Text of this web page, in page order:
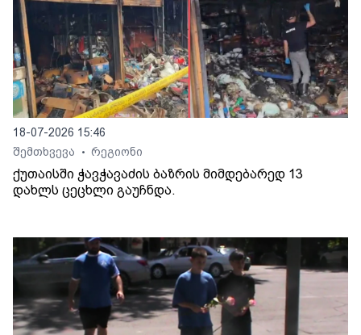
18-07-2026 15:46
შემთხვევა
• რეგიონი
ქუთაისში ჭავჭავაძის ბაზრის მიმდებარედ 13
დახლს ცეცხლი გაუჩნდა.